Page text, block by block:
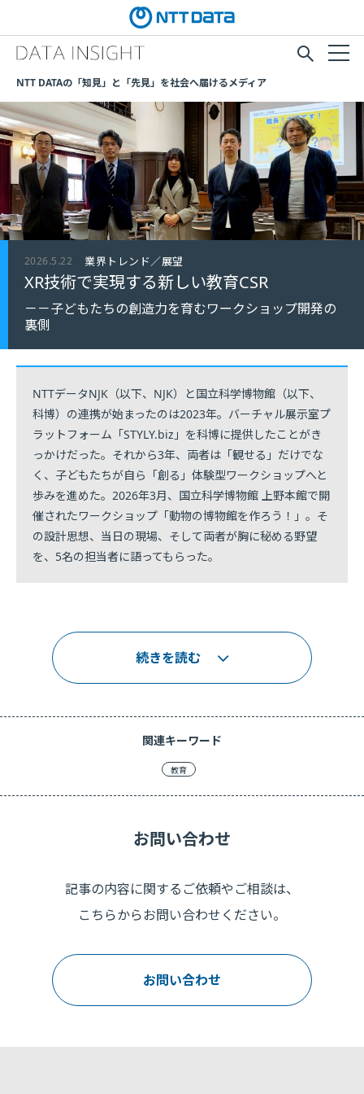
NTT DATAの「知見」と「先見」を社会へ届けるメディア
2026.5.22 業界トレンド／展望
XR技術で実現する新しい教育CSR
－－子どもたちの創造力を育むワークショップ開発の
裏側
NTTデータNJK（以下、NJK）と国立科学博物館（以下、
科博）の連携が始まったのは2023年。バーチャル展示室プ
ラットフォーム「STYLY.biz」を科博に提供したことがき
っかけだった。それから3年、両者は「観せる」だけでな
く、子どもたちが自ら「創る」体験型ワークショップへと
歩みを進めた。2026年3月、国立科学博物館 上野本館で開
催されたワークショップ「動物の博物館を作ろう！」。そ
の設計思想、当日の現場、そして両者が胸に秘める野望
を、5名の担当者に語ってもらった。
続きを読む
関連キーワード
教育
お問い合わせ
記事の内容に関するご依頼やご相談は、
こちらからお問い合わせください。
お問い合わせ